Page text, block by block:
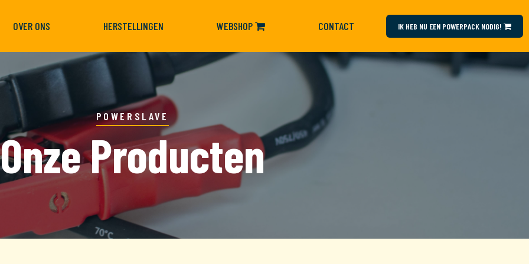
OVER ONS HERSTELLINGEN WEBSHOP CONTACT select language
IK HEB NU EEN POWERPACK NODIG!
POWERSLAVE
Onze Producten